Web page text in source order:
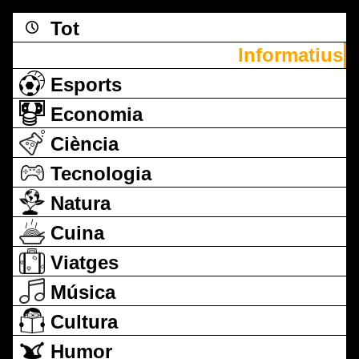
Tot
Informatius
Esports
Economia
Ciència
Tecnologia
Natura
Cuina
Viatges
Música
Cultura
Humor